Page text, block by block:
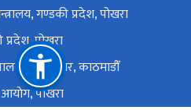
गण्डकी प्रदेश, पोखरा
पोखरा
सिंहदरबार, काठमाडौँ
पाेखरा